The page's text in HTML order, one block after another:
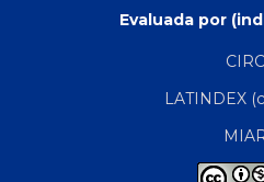
Evaluada por
CIRC
LATINDEX